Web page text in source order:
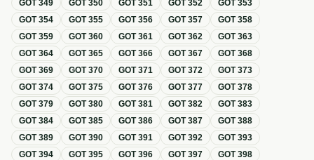
GOT349 GOT350 GOT351 GOT352 GOT353
GOT354 GOT355 GOT356 GOT357 GOT358
GOT359 GOT360 GOT361 GOT362 GOT363
GOT364 GOT365 GOT366 GOT367 GOT368
GOT369 GOT370 GOT371 GOT372 GOT373
GOT374 GOT375 GOT376 GOT377 GOT378
GOT379 GOT380 GOT381 GOT382 GOT383
GOT384 GOT385 GOT386 GOT387 GOT388
GOT389 GOT390 GOT391 GOT392 GOT393
GOT394 GOT395 GOT396 GOT397 GOT398